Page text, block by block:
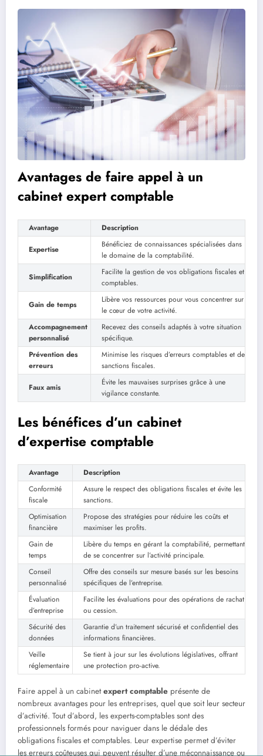
Avantages de faire appel à un
cabinet expert comptable
Avantage Description
Expertise
Bénéficiez de connaissances spécialisées dans
le domaine de la comptabilité.
Simplification
Facilite la gestion de vos obligations fiscales et
comptables.
Gain de temps
Libère vos ressources pour vous concentrer sur
le cœur de votre activité.
Accompagnement
personnalisé
Recevez des conseils adaptés à votre situation
spécifique.
Prévention des
erreurs
Minimise les risques d’erreurs comptables et de
sanctions fiscales.
Faux amis
Évite les mauvaises surprises grâce à une
vigilance constante.
Les bénéfices d’un cabinet
d’expertise comptable
Avantage
Description
Conformité
fiscale
Assure le respect des obligations fiscales et évite les
sanctions.
Optimisation
financière
Propose des stratégies pour réduire les coûts et
maximiser les profits.
Gain de
temps
Libère du temps en gérant la comptabilité, permettant
de se concentrer sur l’activité principale.
Conseil
personnalisé
Offre des conseils sur mesure basés sur les besoins
spécifiques de l’entreprise.
Évaluation
d’entreprise
Facilite les évaluations pour des opérations de rachat
ou cession.
Sécurité des
données
Garantie d’un traitement sécurisé et confidentiel des
informations financières.
Veille
réglementaire
Se tient à jour sur les évolutions législatives, offrant
une protection pro-active.
Faire appel à un cabinetexpert comptable présente de
nombreux avantages pour les entreprises, quel que soit leur secteur
d’activité. Tout d’abord, les experts-comptables sont des
professionnels formés pour naviguer dans le dédale des
obligations fiscales et comptables. Leur expertise permet d’éviter
les erreurs coûteuses qui peuvent résulter d’une méconnaissance ou